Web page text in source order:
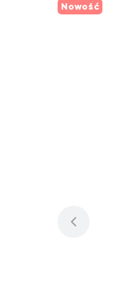
Nowość